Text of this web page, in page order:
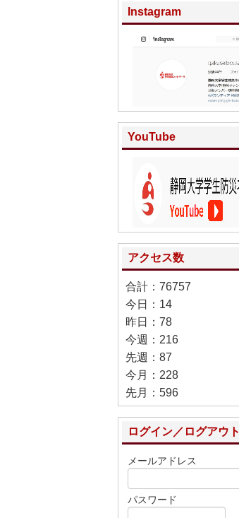
Instagram
YouTube
アクセス数
合計：76757
今日：14
昨日：78
今週：216
先週：87
今月：228
先月：596
ログイン／ログアウト
メールアドレス
パスワード